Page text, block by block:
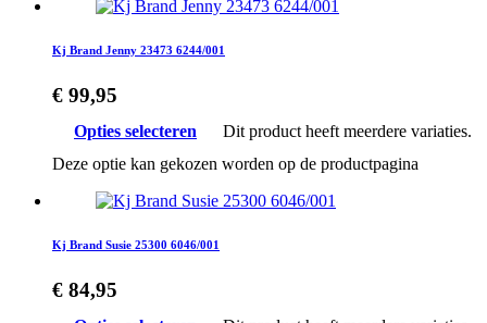
Kj Brand Jenny 23473 6244/001
€ 99,95
Opties selecteren
Dit product heeft meerdere variaties.
Deze optie kan gekozen worden op de productpagina
Kj Brand Susie 25300 6046/001
€ 84,95